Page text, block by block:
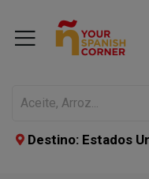
Destino: Estados